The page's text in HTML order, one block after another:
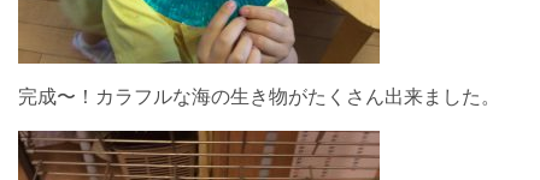
完成〜！カラフルな海の生き物がたくさん出来ました。